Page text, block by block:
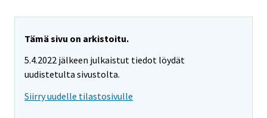
Tämä sivu on arkistoitu.
5.4.2022 jälkeen julkaistut tiedot löydät
uudistetulta sivustolta.
Siirry uudelle tilastosivulle